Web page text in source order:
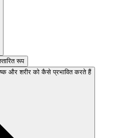
रूप
और शरीर को कैसे प्रभावित करते हैं